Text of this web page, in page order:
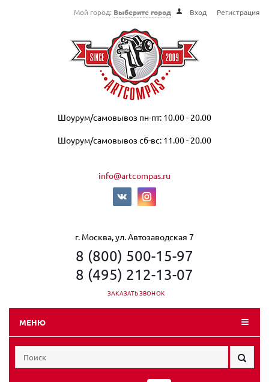
Мой город: Выберите город Вход Регистрация
Шоурум/самовывоз пн-пт: 10.00 - 20.00
Шоурум/самовывоз сб-вс: 11.00 - 20.00
info@artcompas.ru
г. Москва, ул. Автозаводская 7
8 (800) 500-15-97
8 (495) 212-13-07
ЗАКАЗАТЬ ЗВОНОК
МЕНЮ